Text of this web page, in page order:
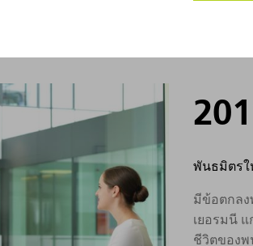
พันธมิตรใ
มีข้อตกลง
เยอรมนี
ชีวิตของพ